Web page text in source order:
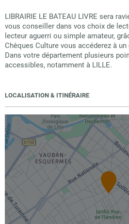
LIBRAIRIE LE BATEAU LIVRE sera
vous conseiller dans vos choix de
lecteur aguerri ou simple amateur,
Chèques Culture vous accéderez à
Dans votre département plusieurs
accessibles, notamment à LILLE.
LOCALISATION & ITINÉRAIRE